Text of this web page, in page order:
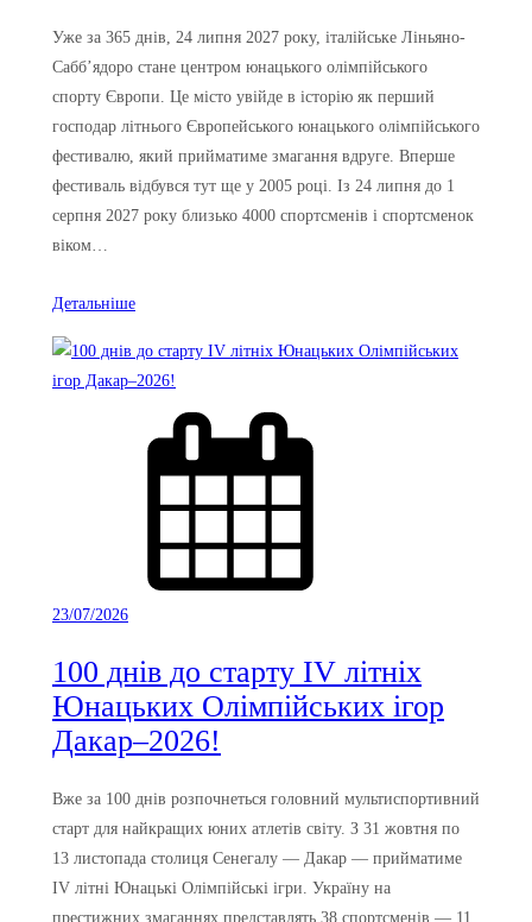
Уже за 365 днів, 24 липня 2027 року, італійське Ліньяно-
Сабб’ядоро стане центром юнацького олімпійського
спорту Європи. Це місто увійде в історію як перший
господар літнього Європейського юнацького олімпійського
фестивалю, який прийматиме змагання вдруге. Вперше
фестиваль відбувся тут ще у 2005 році. Із 24 липня до 1
серпня 2027 року близько 4000 спортсменів і спортсменок
віком…
Детальніше
23/07/2026
100 днів до старту IV літніх
Юнацьких Олімпійських ігор
Дакар–2026!
Вже за 100 днів розпочнеться головний мультиспортивний
старт для найкращих юних атлетів світу. З 31 жовтня по
13 листопада столиця Сенегалу — Дакар — прийматиме
IV літні Юнацькі Олімпійські ігри. Україну на
престижних змаганнях представлять 38 спортсменів — 11